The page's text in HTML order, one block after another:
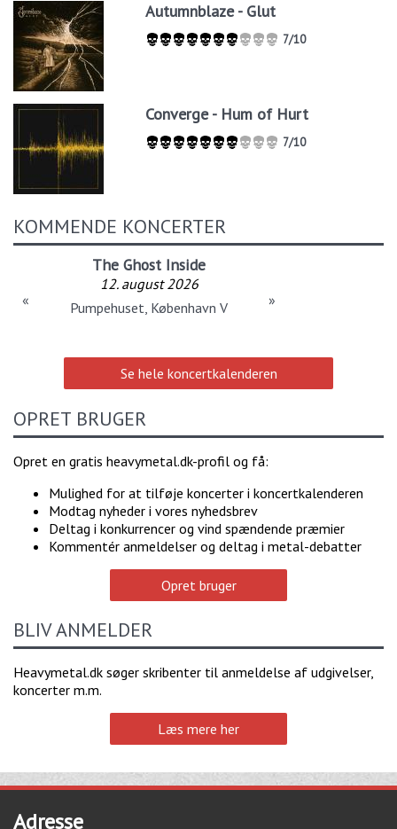
Autumnblaze - Glut
7/10
Converge - Hum of Hurt
7/10
KOMMENDE KONCERTER
The Ghost Inside
12. august 2026
Pumpehuset, København V
« »
Se hele koncertkalenderen
OPRET BRUGER
Opret en gratis heavymetal.dk-profil og få:
Mulighed for at tilføje koncerter i koncertkalenderen
Modtag nyheder i vores nyhedsbrev
Deltag i konkurrencer og vind spændende præmier
Kommentér anmeldelser og deltag i metal-debatter
Opret bruger
BLIV ANMELDER
Heavymetal.dk søger skribenter til anmeldelse af udgivelser,
koncerter m.m.
Læs mere her
Adresse